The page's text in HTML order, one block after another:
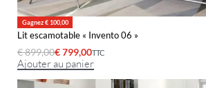
Gagnez € 100,00
Lit escamotable « Invento 06 »
€899,00€799,00TTC
Ajouter au panier